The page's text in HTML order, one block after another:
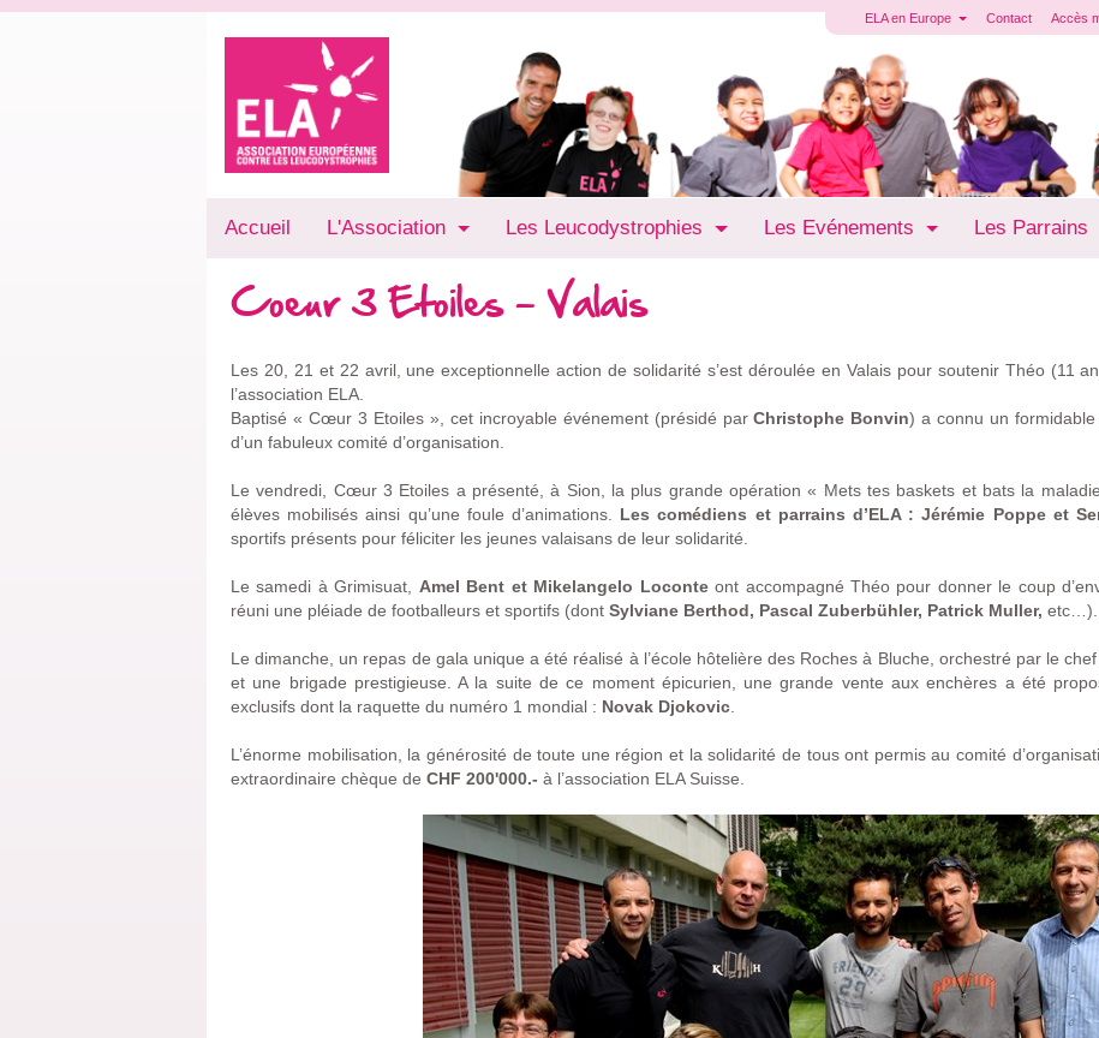
ELA en Europe Contact Accès
Accueil L'Association Les Leucodystrophies Les Evénements Les Parrains
Coeur 3 Etoiles - Valais
Les 20, 21 et 22 avril, une exceptionnelle action de solidarité s’est déroulée en Valais pour soutenir Théo (11
l’association ELA.
Baptisé « Cœur 3 Etoiles », cet incroyable événement (présidé parChristophe Bonvin) a connu un
d’un fabuleux comité d’organisation.
Le vendredi, Cœur 3 Etoiles a présenté, à Sion, la plus grande opération « Mets tes baskets et bats la
élèves mobilisés ainsi qu’une foule d’animations. Les comédiens et parrains d’ELA : Jérémie Poppe et
sportifs présents pour féliciter les jeunes valaisans de leur solidarité.
Le samedi à Grimisuat, Amel Bent et Mikelangelo Loconteont accompagné Théo pour donner le coup
réuni une pléiade de footballeurs et sportifs (dont Sylviane Berthod, Pascal Zuberbühler, Patrick Muller, etc…).
Le dimanche, un repas de gala unique a été réalisé à l’école hôtelière des Roches à Bluche, orchestré par le
et une brigade prestigieuse. A la suite de ce moment épicurien, une grande vente aux enchères a été
exclusifs dont la raquette du numéro 1 mondial : Novak Djokovic
L’énorme mobilisation, la générosité de toute une région et la solidarité de tous ont permis au comité
extraordinaire chèque de CHF 200'000.- à l’association ELA Suisse.